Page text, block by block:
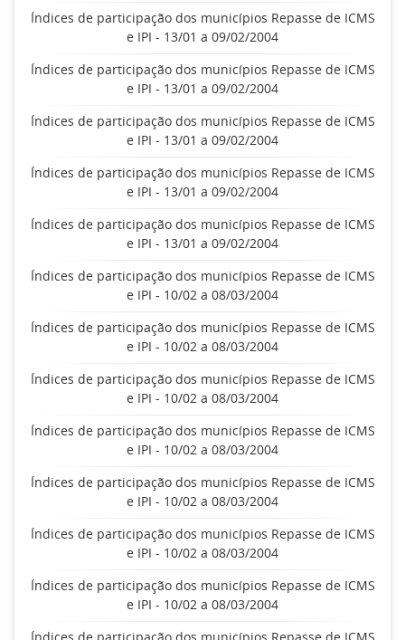
Índices de participação dos municípios Repasse de ICMS
e IPI - 13/01 a 09/02/2004
Índices de participação dos municípios Repasse de ICMS
e IPI - 13/01 a 09/02/2004
Índices de participação dos municípios Repasse de ICMS
e IPI - 13/01 a 09/02/2004
Índices de participação dos municípios Repasse de ICMS
e IPI - 13/01 a 09/02/2004
Índices de participação dos municípios Repasse de ICMS
e IPI - 13/01 a 09/02/2004
Índices de participação dos municípios Repasse de ICMS
e IPI - 10/02 a 08/03/2004
Índices de participação dos municípios Repasse de ICMS
e IPI - 10/02 a 08/03/2004
Índices de participação dos municípios Repasse de ICMS
e IPI - 10/02 a 08/03/2004
Índices de participação dos municípios Repasse de ICMS
e IPI - 10/02 a 08/03/2004
Índices de participação dos municípios Repasse de ICMS
e IPI - 10/02 a 08/03/2004
Índices de participação dos municípios Repasse de ICMS
e IPI - 10/02 a 08/03/2004
Índices de participação dos municípios Repasse de ICMS
e IPI - 10/02 a 08/03/2004